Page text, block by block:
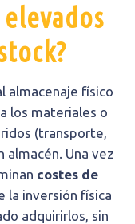
almacenaje físico
los materiales o
(transporte,
almacén. Una vez
costes de
la inversión física
adquirirlos, sin